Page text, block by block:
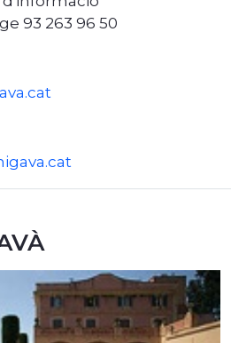
93 263 96 50